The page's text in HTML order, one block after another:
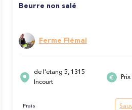
Beurre non salé
Ferme Flémal
de l'etang 5, 1315
Incourt
Frais